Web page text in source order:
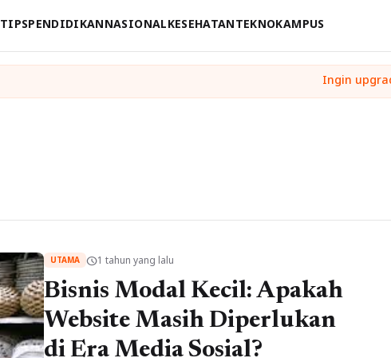
TIPSPENDIDIKANNASIONALKESEHATANTEKNOKAMPUS
UTAMA schedule1 tahun yang lalu
Bisnis Modal Kecil: Apakah
Website Masih Diperlukan
di Era Media Sosial?